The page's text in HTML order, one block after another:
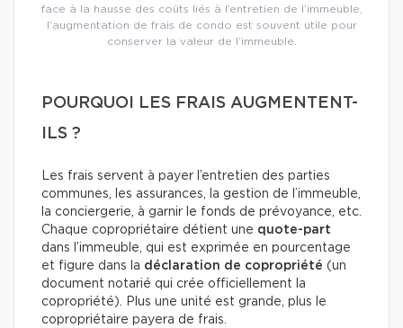
face à la hausse des coûts liés à l’entretien de l’immeuble,
l’augmentation de frais de condo est souvent utile pour
conserver la valeur de l’immeuble.
POURQUOI LES FRAIS AUGMENTENT-
ILS ?
Les frais servent à payer l’entretien des parties
communes, les assurances, la gestion de l’immeuble,
la conciergerie, à garnir le fonds de prévoyance, etc.
Chaque copropriétaire détient une quote-part
dans l’immeuble, qui est exprimée en pourcentage
et figure dans la déclaration de copropriété (un
document notarié qui crée officiellement la
copropriété). Plus une unité est grande, plus le
copropriétaire payera de frais.